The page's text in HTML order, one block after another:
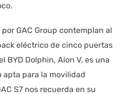
GAC Group contemplan al
eléctrico de cinco puertas
BYD Dolphin, Aion V, es una
apta para la movilidad
S7 nos recuerda en su